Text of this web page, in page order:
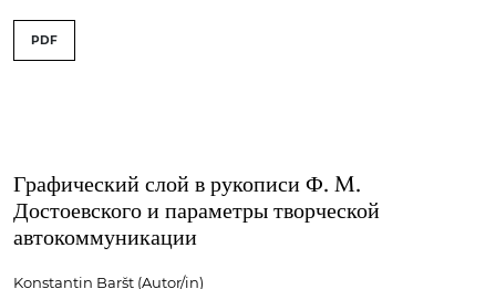
PDF
Графический слой в рукописи Ф. M.
Достоевского и параметры творческой
автокоммуникации
Konstantin Baršt (Autor/in)